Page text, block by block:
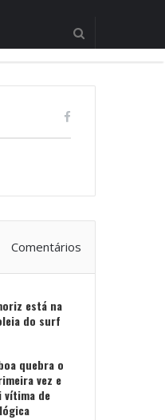
Comentários
está na
do surf
quebra o
vez e
vítima de